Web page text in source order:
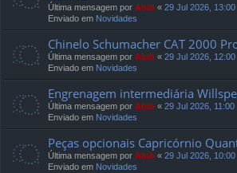
Última mensagem por Abib « 29 Jul 2026, 13:00
Enviado em Novidades
Chinelo Schumacher CAT 2000
Última mensagem por Abib « 29 Jul 2026, 12:00
Enviado em Novidades
Engrenagem intermediária
Última mensagem por Abib « 29 Jul 2026, 11:00
Enviado em Novidades
Peças opcionais Capricórnio
Última mensagem por Abib « 29 Jul 2026, 10:00
Enviado em Novidades